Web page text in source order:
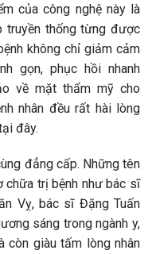
của công nghệ này là
thống từng được
không chỉ giảm cảm
gọn, phục hồi nhanh
về mặt thẩm mỹ cho
nhân đều rất hài lòng
đây.
đẳng cấp. Những tên
chữa trị bệnh như bác sĩ
Vỵ, bác sĩ Đặng Tuấn
sáng trong ngành y,
còn giàu tấm lòng nhân